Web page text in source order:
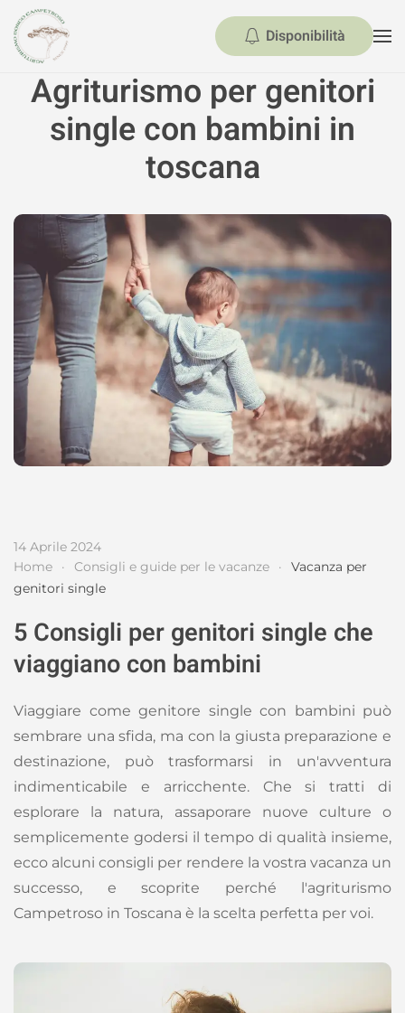
Skip to main content
Disponibilità
Agriturismo per genitori
single con bambini in
toscana
14 Aprile 2024
Home
Consigli e guide per le vacanze
Vacanza per
genitori single
5 Consigli per genitori single che
viaggiano con bambini
Viaggiare come genitore single con bambini può
sembrare una sfida, ma con la giusta preparazione e
destinazione, può trasformarsi in un'avventura
indimenticabile e arricchente. Che si tratti di
esplorare la natura, assaporare nuove culture o
semplicemente godersi il tempo di qualità insieme,
ecco alcuni consigli per rendere la vostra vacanza un
successo, e scoprite perché l'agriturismo
Campetroso in Toscana è la scelta perfetta per voi.